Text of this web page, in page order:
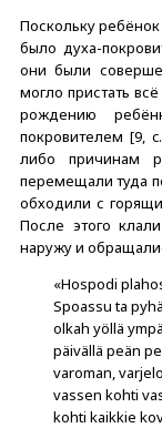
Поскольку
было духа-
они были
могло пристать
рождению
покровителем [9,
либо причинам
перемещали туда
обходили с
После этого
наружу и
«Hospodi
Spoassu ta
olkah yöllä
päivällä peän
varoman,
vassen kohti
kohti kaikkie